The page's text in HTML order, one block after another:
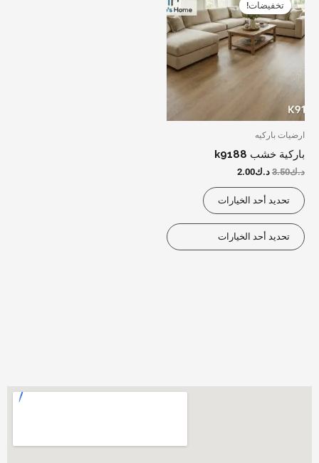
تخفيضات!
ارضيات باركيه
باركية خشب k9188
د.ك3.50
هو:
د.ك3.50.
د.ك2.00
هو:
د.ك2.00.
تحديد أحد الخيارات
العديد
من
الأشكال
المختلفة
لهذا
صفحة
المنتج
تحديد أحد الخيارات
العديد
من
الأشكال
لهذا
المنتج.
الخيارات
صفحة
المنتج